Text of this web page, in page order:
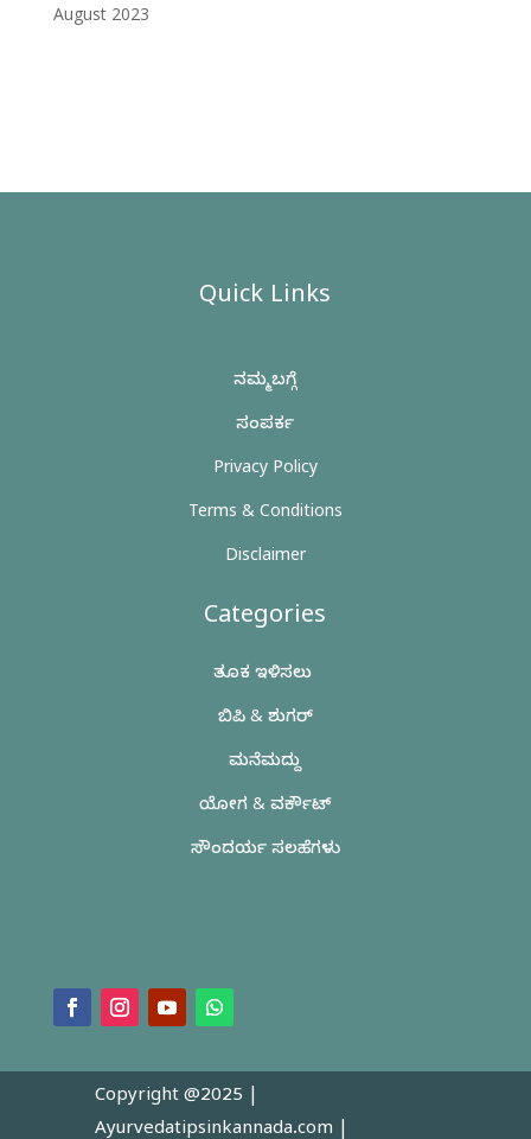
August 2023
Quick Links
ನಮ್ಮ ಬಗ್ಗೆ
ಸಂಪರ್ಕ
Privacy Policy
Terms & Conditions
Disclaimer
Categories
ತೂಕ ಇಳಿಸಲು
ಬಿಪಿ & ಶುಗರ್
ಮನೆಮದ್ದು
ಯೋಗ & ವರ್ಕೌಟ್
ಸೌಂದರ್ಯ ಸಲಹೆಗಳು
Copyright @2025 |
Ayurvedatipsinkannada.com